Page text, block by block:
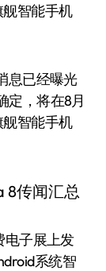
智能手机
息已经曝光
定，将在8月
智能手机
电子展上发
系统智